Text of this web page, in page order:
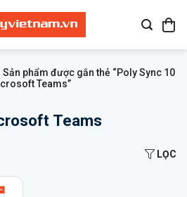
Sản phẩm được gắn thẻ “Poly Sync 10
Teams”
Teams
LỌC